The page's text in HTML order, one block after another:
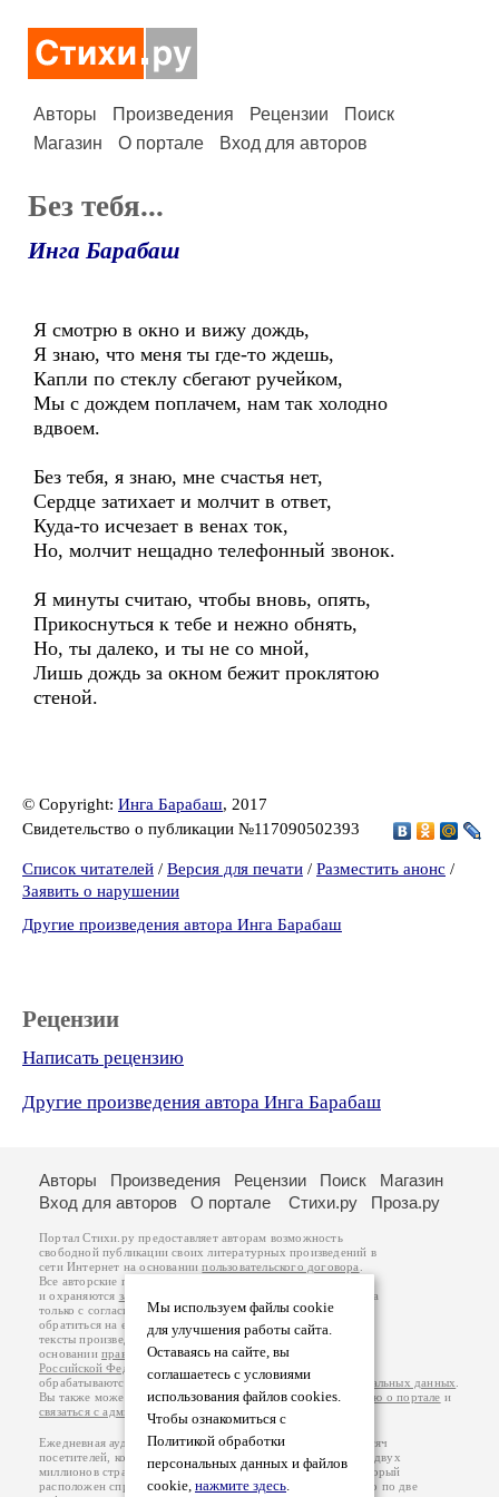
Авторы Произведения Рецензии
Поиск
Магазин
О портале Вход для авторов
Без тебя...
Инга Барабаш
Я смотрю в окно и вижу дождь,
Я знаю, что меня ты где-то ждешь,
Капли по стеклу сбегают ручейком,
Мы с дождем поплачем, нам так холодно
вдвоем.
Без тебя, я знаю, мне счастья нет,
Сердце затихает и молчит в ответ,
Куда-то исчезает в венах ток,
Но, молчит нещадно телефонный звонок.
Я минуты считаю, чтобы вновь, опять,
Прикоснуться к тебе и нежно обнять,
Но, ты далеко, и ты не со мной,
Лишь дождь за окном бежит проклятою
стеной.
© Copyright: Инга Барабаш, 2017
Свидетельство о публикации №117090502393
Список читателей / Версия для печати / Разместить анонс /
Заявить о нарушении
Другие произведения автора Инга Барабаш
Рецензии
Написать рецензию
Другие произведения автора Инга Барабаш
Мы используем файлы cookie
для улучшения работы сайта.
Оставаясь на сайте, вы
соглашаетесь с условиями
использования файлов cookies.
Чтобы ознакомиться с
Политикой обработки
персональных данных и файлов
cookie, нажмите здесь.
Авторы Произведения Рецензии Поиск
Магазин
Вход для авторов
О портале Стихи.ру Проза.ру
Портал Стихи.ру предоставляет авторам возможность
свободной публикации своих литературных произведений в
сети Интернет на основаниипользовательского договора
Все авторские права на произведения принадлежат авторам
и охраняются законом
. Перепечатка произведений возможна
только с согласия его автора, к которому вы можете
обратиться на его авторской странице. Ответственность за
тексты произведений авторы несут самостоятельно на
основанииправил публикацииизаконодательства
Российской Федерации
обрабатываются на основанииПолитики обработки персональных данных
Вы также можете посмотреть более подробнуюинформацию о портале и
связаться с администрацией
Ежедневная аудитория портала Стихи.ру – порядка 200 тысяч
посетителей, которые в общей сумме просматривают более двух
миллионов страниц по данным счетчика посещаемости, который
расположен справа от этого текста. В каждой графе указано по две